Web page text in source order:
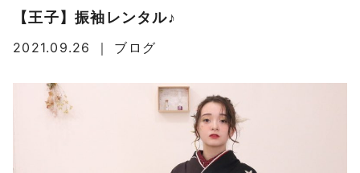
【王子】振袖レンタル♪
2021.09.26 ｜ ブログ